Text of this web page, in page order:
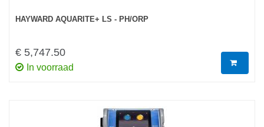
HAYWARD AQUARITE+ LS - PH/ORP
€ 5,747.50
In voorraad